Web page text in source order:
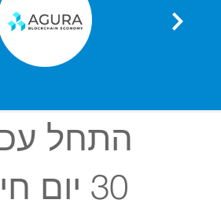
התחל
30 יום חינם